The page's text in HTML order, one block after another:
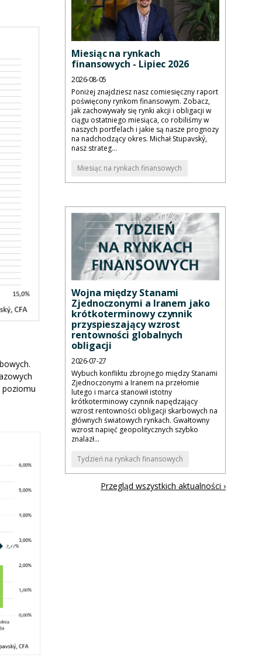
poziomu
Miesiąc na rynkach
finansowych - Lipiec 2026
2026-08-05
Poniżej znajdziesz nasz comiesięczny raport
poświęcony rynkom finansowym. Zobacz,
jak zachowywały się rynki akcji i obligacji w
ciągu ostatniego miesiąca, co robiliśmy w
naszych portfelach i jakie są nasze prognozy
na nadchodzący okres. Michał Stupavský,
nasz strateg...
Miesiąc na rynkach finansowych
Wojna między Stanami
Zjednoczonymi a Iranem jako
krótkoterminowy czynnik
przyspieszający wzrost
rentowności globalnych
obligacji
2026-07-27
Wybuch konfliktu zbrojnego między Stanami
Zjednoczonymi a Iranem na przełomie
lutego i marca stanowił istotny
krótkoterminowy czynnik napędzający
wzrost rentowności obligacji skarbowych na
głównych światowych rynkach. Gwałtowny
wzrost napięć geopolitycznych szybko
znalazł...
Tydzień na rynkach finansowych
Przegląd wszystkich aktualności ›